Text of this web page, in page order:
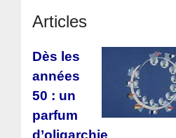
Articles
Dès les
années
50 : un
parfum
d’oligarchie